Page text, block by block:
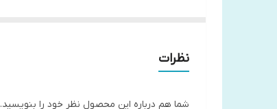
نظرات
شما هم درباره این محصول نظر خود را بنویسید.